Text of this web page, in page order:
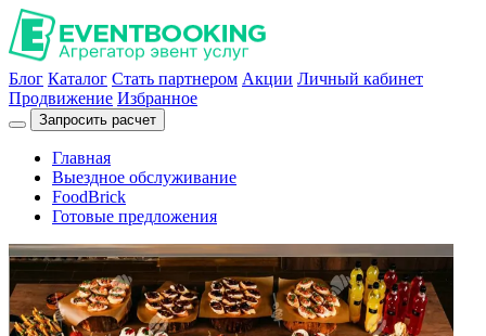
Блог Каталог Стать партнером Акции Личный кабинет
Продвижение Избранное
Запросить расчет
Главная
Выездное обслуживание
FoodBrick
Готовые предложения